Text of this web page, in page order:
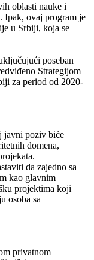
oblasti nauke i
Ipak, ovaj program je
u Srbiji, koja se
poseban
Strategijom
za period od 2020-
javni poziv biće
domena,
da zajedno sa
kao glavnim
projektima koji
osoba sa
privatnom